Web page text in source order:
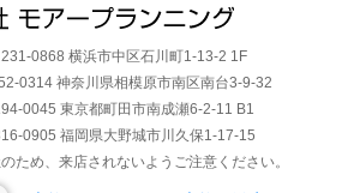
0868 横浜市中区石川町1-13-2 1F
0314 神奈川県相模原市南区南台3-9-32
0045 東京都町田市南成瀬6-2-11 B1
0905 福岡県大野城市川久保1-17-15
ため、来店されないようご注意ください。